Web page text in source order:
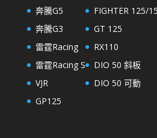
奔騰G5
奔騰G3
雷霆Racing
雷霆Racing S
VJR
GP125
FIGHTER 125/
GT 125
RX110
DIO 50 斜板
DIO 50 可動